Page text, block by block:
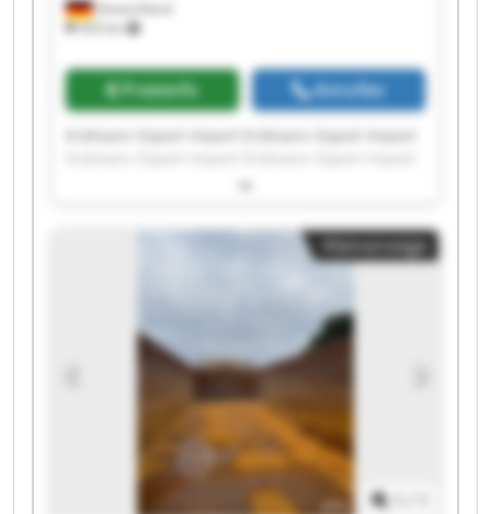
Deutschland
503 km
Preisinfo Anrufen
Erdmann Export Import Erdmann Export Import
Erdmann Export Import Erdmann Export Import
Erdmann Export Import Erdmann Export Import
Erdmann Export Import Erdmann Export Import
Erdmann Export Import Erdmann Export Import
Erdmann Export Import Erdmann Export Import
Erdmann Export Import Erdmann Export Import
Kleinanzeige